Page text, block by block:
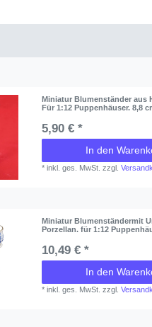
Miniatur Blumenständer aus
Für 1:12 Puppenhäuser. 8,8
5,90 € *
In den
*inkl. ges. MwSt. zzgl.
Miniatur Blumenständermit
Porzellan. für 1:12
10,49 € *
In den
*inkl. ges. MwSt. zzgl.